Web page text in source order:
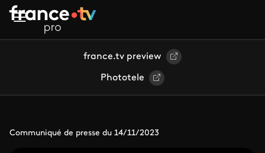
Aller au contenu principal
france.tv preview
Phototele
Communiqué de presse du 14/11/2023